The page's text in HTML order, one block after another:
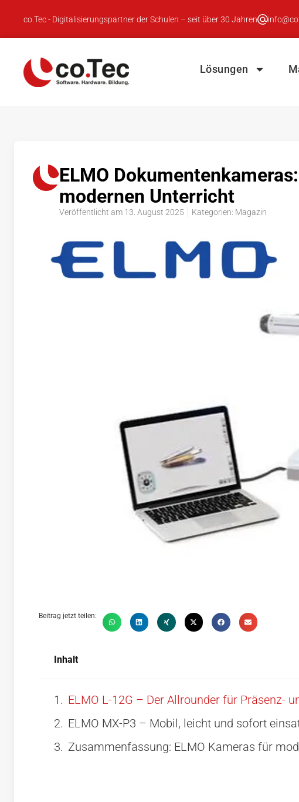
co.Tec - Digitalisierungspartner der Schulen – seit über 30 Jahren
Lösungen
ELMO
modernen Unterricht
Veröffentlicht am 13. August 2025 Kategorien: Magazin
Beitrag jetzt teilen:
Inhalt
ELMO L-12G – Der Allrounder für Präsenz-
ELMO MX-P3 – Mobil, leicht und sofort
Zusammenfassung: ELMO Kameras für